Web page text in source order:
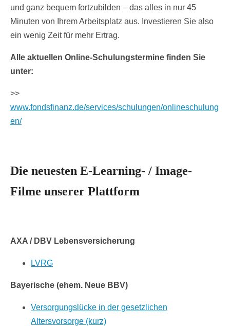
und ganz bequem fortzubilden – das alles in nur 45
Minuten von Ihrem Arbeitsplatz aus. Investieren Sie also
ein wenig Zeit für mehr Ertrag.
Alle aktuellen Online-Schulungstermine finden Sie
unter:
>>
www.fondsfinanz.de/services/schulungen/onlineschulung
en/
Die neuesten E-Learning- / Image-
Filme unserer Plattform
AXA / DBV Lebensversicherung
LVRG
Bayerische (ehem. Neue BBV)
Versorgungslücke in der gesetzlichen
Altersvorsorge (kurz)